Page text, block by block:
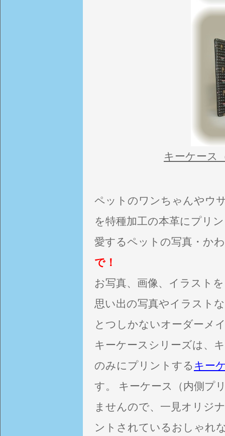
キーケース
ペットのワンちゃんやウ
を特種加工の本革にプリ
愛するペットの写真・か
で！
お写真、画像、イラスト
思い出の写真やイラスト
とつしかないオーダーメ
キーケースシリーズは、
のみにプリントする キー
す。 キーケース（内側プ
ませんので、一見オリジ
ントされているおしゃれ